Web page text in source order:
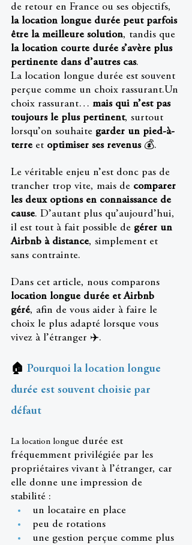
de retour en France ou ses objectifs,
la location longue durée peut parfois
être la meilleure solution, tandis que
la location courte durée s’avère plus
pertinente dans d’autres cas.
La location longue durée est souvent
perçue comme un choix rassurant.Un
choix rassurant… mais qui n’est pas
toujours le plus pertinent, surtout
lorsqu’on souhaite garder un pied-à-
terre et optimiser ses revenus 💰.
Le véritable enjeu n’est donc pas de
trancher trop vite, mais de comparer
les deux options en connaissance de
cause. D’autant plus qu’aujourd’hui,
il est tout à fait possible de gérer un
Airbnb à distance, simplement et
sans contrainte.
Dans cet article, nous comparons
location longue durée et Airbnb
géré, afin de vous aider à faire le
choix le plus adapté lorsque vous
vivez à l’étranger ✈️.
🏠 Pourquoi la location longue
durée est souvent choisie par
défaut
La location longue durée est
fréquemment privilégiée par les
propriétaires vivant à l’étranger, car
elle donne une impression de
stabilité :
un locataire en place
peu de rotations
une gestion perçue comme plus